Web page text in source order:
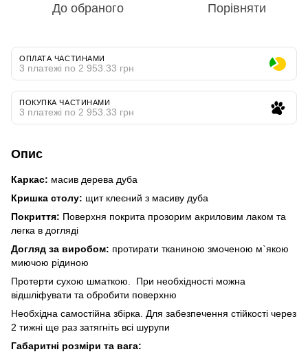
До обраного Порівняти
ОПЛАТА ЧАСТИНАМИ
3 платежі по 2 953.33 грн
ПОКУПКА ЧАСТИНАМИ
3 платежі по 2 953.33 грн
Опис
Каркас: масив дерева дуба
Кришка столу: щит клеєний з масиву дуба
Покриття: Поверхня покрита прозорим акриловим лаком та
легка в догляді
Догляд за виробом: протирати тканиною змоченою м`якою
миючою рідиною
Протерти сухою шматкою. При необхідності можна
відшліфувати та обробити поверхню
Необхідна самостійна збірка. Для забезпечення стійкості через
2 тижні ще раз затягніть всі шурупи
Габаритні розміри та вага: